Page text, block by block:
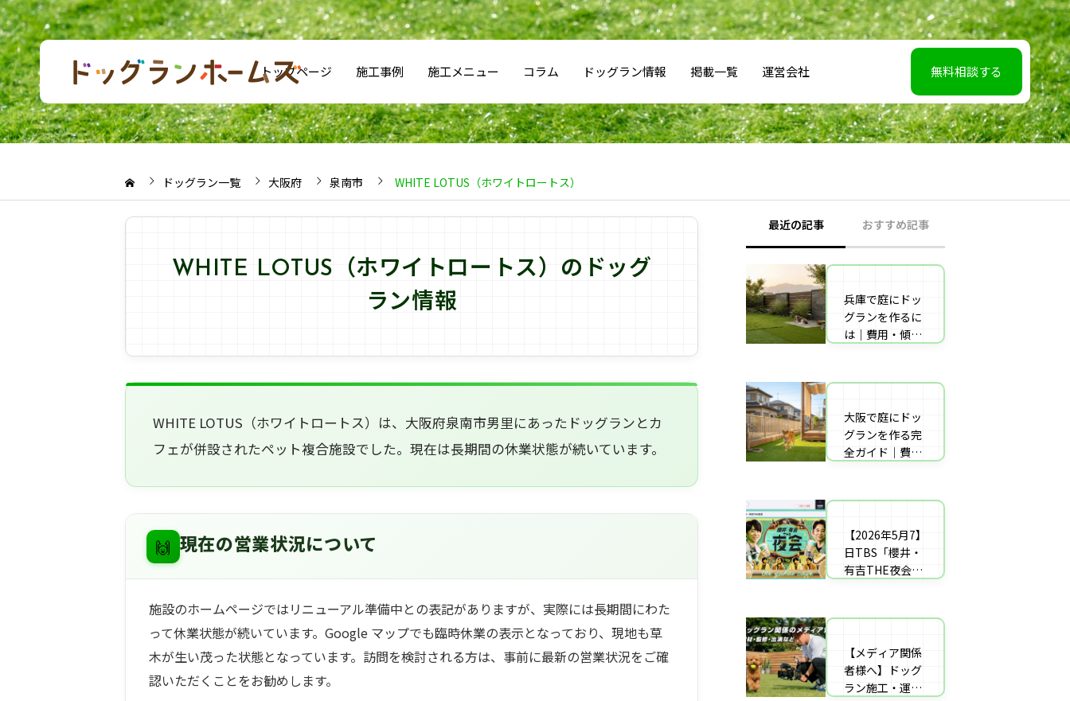
トップページ 施工事例 施工メニュー コラム ドッグラン情報 掲載一覧 運営会社 無料相談する
ドッグラン一覧 大阪府 泉南市 WHITE LOTUS（ホワイトロートス）
WHITE LOTUS（ホワイトロートス）のドッグ
ラン情報
WHITE LOTUS（ホワイトロートス）は、大阪府泉南市男里にあったドッグランとカ
フェが併設されたペット複合施設でした。現在は長期間の休業状態が続いています。
🙌 現在の営業状況について
施設のホームページではリニューアル準備中との表記がありますが、実際には長期間にわた
って休業状態が続いています。Google マップでも臨時休業の表示となっており、現地も草
木が生い茂った状態となっています。訪問を検討される方は、事前に最新の営業状況をご確
認いただくことをお勧めします。
最近の記事 おすすめ記事
兵庫で庭にドッ
グランを作るに
は｜費用・傾斜
戸〜播磨・淡
大阪で庭にドッ
グランを作る完
全ガイド｜費用
【エリア対応】
【2026年5月7】
日TBS「櫻井・
有吉THE夜会」
さんのご実家の
を施工
【メディア関係
者様へ】ドッグ
ラン施工・運営
【2026年5月7】
日TBS「櫻井・
有吉THE夜会」
さんのご実家の
を施工
庭にドッグラン
をDIY！初心者
でもプロ級に仕
アル
自宅の庭にドッ
グラン計画の完
全ガイド：DIY
デメリット）を